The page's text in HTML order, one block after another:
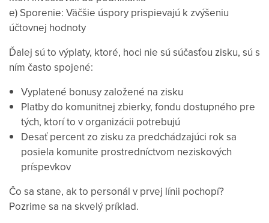
e) Sporenie: Väčšie úspory prispievajú k zvýšeniu
účtovnej hodnoty
Ďalej sú to výplaty, ktoré, hoci nie sú súčasťou zisku, sú s
ním často spojené:
Vyplatené bonusy založené na zisku
Platby do komunitnej zbierky, fondu dostupného pre
tých, ktorí to v organizácii potrebujú
Desať percent zo zisku za predchádzajúci rok sa
posiela komunite prostredníctvom neziskových
príspevkov
Čo sa stane, ak to personál v prvej línii pochopí?
Pozrime sa na skvelý príklad.